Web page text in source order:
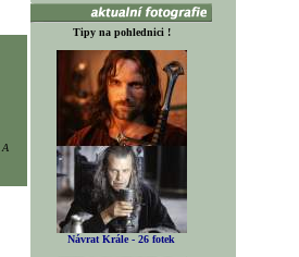
A
Tipy na pohlednici !
Návrat Krále - 26 fotek